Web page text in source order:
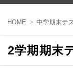
ン
HOME 中学期末テ
2学期期末